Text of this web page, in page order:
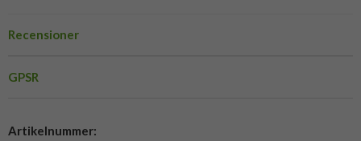
Recensioner
GPSR
Artikelnummer: